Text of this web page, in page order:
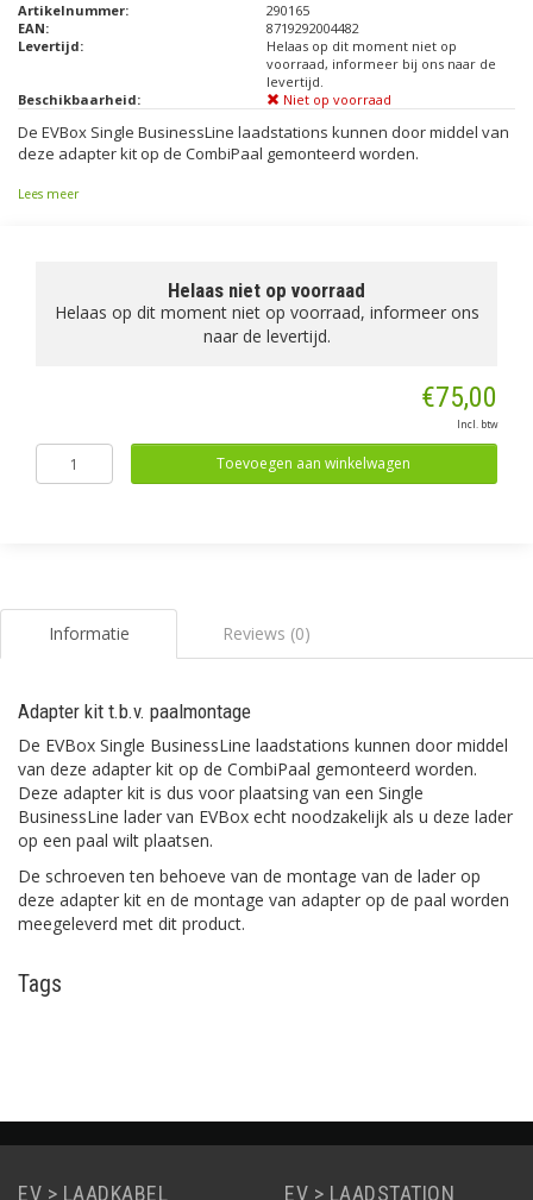
Artikelnummer:
290165
EAN:
8719292004482
Levertijd:
Helaas op dit moment niet op
voorraad, informeer bij ons naar de
levertijd.
Beschikbaarheid:
Niet op voorraad
De EVBox Single BusinessLine laadstations kunnen door middel van
deze adapter kit op de CombiPaal gemonteerd worden.
Lees meer
Helaas niet op voorraad
Helaas op dit moment niet op voorraad, informeer ons
naar de levertijd.
€75,00
Incl. btw
Toevoegen aan winkelwagen
Informatie Reviews (0)
Adapter kit t.b.v. paalmontage
De EVBox Single BusinessLine laadstations kunnen door middel
van deze adapter kit op de CombiPaal gemonteerd worden.
Deze adapter kit is dus voor plaatsing van een Single
BusinessLine lader van EVBox echt noodzakelijk als u deze lader
op een paal wilt plaatsen.
De schroeven ten behoeve van de montage van de lader op
deze adapter kit en de montage van adapter op de paal worden
meegeleverd met dit product.
Tags
EV > LAADKABEL EV > LAADSTATION